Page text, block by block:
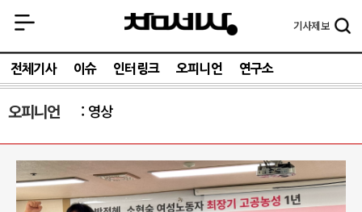
기사제보
전체기사 이슈 인터링크 오피니언 연구소
오피니언 영상